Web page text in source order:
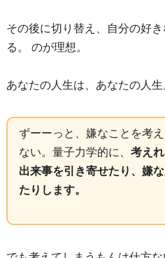
その後に切り替え、自分の好
る。 のが理想。
あなたの人生は、あなたの人生
ずーーっと、嫌なことを考
ない。量子力学的に、 考え
出来事を引き寄せたり、嫌
たりします。